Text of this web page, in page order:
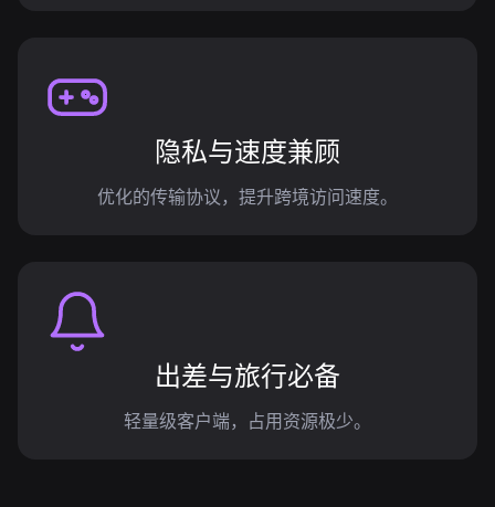
隐私与速度兼顾
优化的传输协议，提升跨境访问速度。
出差与旅行必备
轻量级客户端，占用资源极少。